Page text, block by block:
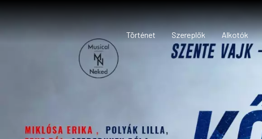
Történet Szereplők Alkotók